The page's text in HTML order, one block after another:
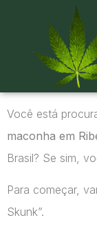
Você está
maconha em
Brasil? Se sim,
Para começar,
Skunk”.